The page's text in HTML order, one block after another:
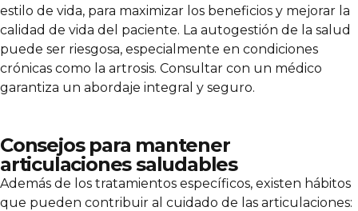
estilo de vida, para maximizar los beneficios y mejorar la
calidad de vida del paciente. La autogestión de la salud
puede ser riesgosa, especialmente en condiciones
crónicas como la artrosis. Consultar con un médico
garantiza un abordaje integral y seguro.
Consejos para mantener
articulaciones saludables
Además de los tratamientos específicos, existen hábitos
que pueden contribuir al cuidado de las articulaciones: